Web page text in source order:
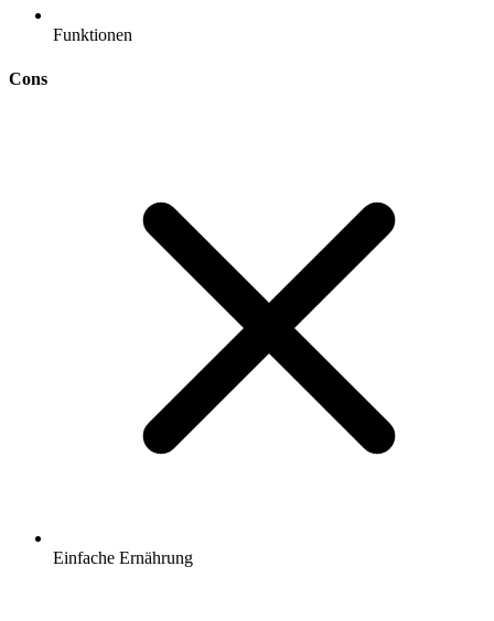
Funktionen
Cons
Einfache Ernährung